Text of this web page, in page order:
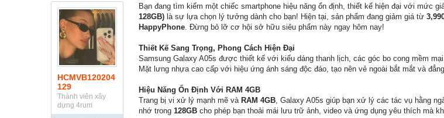
HCMVB120204
129
Thành viên xây
dựng 4rum
Bạn đang tìm kiếm một chiếc smartphone hiệu năng ổn định, thiết kế hiện đại với mức
128GB) là sự lựa chọn lý tưởng dành cho bạn! Hiện tại, sản phẩm đang giảm giá từ
HappyPhone. Đừng bỏ lỡ cơ hội sở hữu siêu phẩm này ngay hôm nay!
Thiết Kế Sang Trọng, Phong Cách Hiện Đại
Samsung Galaxy A05s được thiết kế với kiểu dáng thanh lịch, các góc bo cong mềm
Mặt lưng nhựa cao cấp với hiệu ứng ánh sáng độc đáo, tạo nên vẻ ngoài bắt mắt và
Hiệu Năng Ổn Định Với RAM 4GB
Trang bị vi xử lý mạnh mẽ và RAM 4GB, Galaxy A05s giúp bạn xử lý các tác vụ hằng
nhớ trong 128GB cho phép bạn thoải mái lưu trữ ảnh, video và ứng dụng yêu thích mà